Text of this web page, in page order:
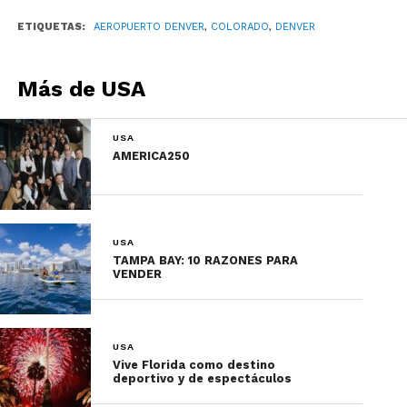
Descubre más de Vail
Aeropuerto de Denver
ETIQUETAS: AEROPUERTO DENVER, COLORADO, DENVER
Más de USA
USA
AMERICA250
USA
TAMPA BAY: 10 RAZONES PARA
VENDER
USA
Vive Florida como destino
deportivo y de espectáculos